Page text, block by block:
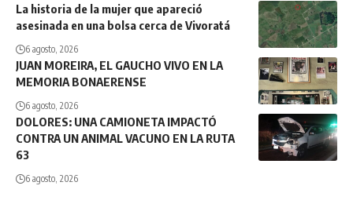
La historia de la mujer que apareció
asesinada en una bolsa cerca de Vivoratá
6 agosto, 2026
JUAN MOREIRA, EL GAUCHO VIVO EN LA
MEMORIA BONAERENSE
6 agosto, 2026
DOLORES: UNA CAMIONETA IMPACTÓ
CONTRA UN ANIMAL VACUNO EN LA RUTA
63
6 agosto, 2026